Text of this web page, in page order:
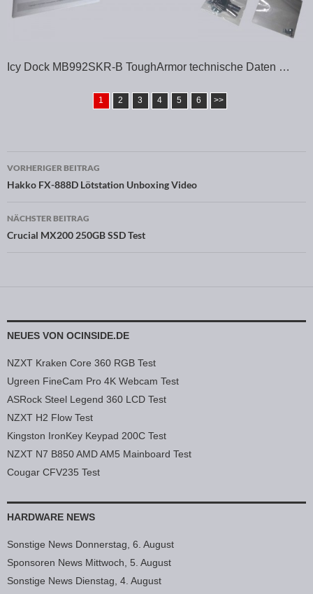
Icy Dock MB992SKR-B ToughArmor technische Daten …
1 2 3 4 5 6 >>
Beitragsnavigation
VORHERIGER BEITRAG
Hakko FX-888D Lötstation Unboxing Video
NÄCHSTER BEITRAG
Crucial MX200 250GB SSD Test
NEUES VON OCINSIDE.DE
NZXT Kraken Core 360 RGB Test
Ugreen FineCam Pro 4K Webcam Test
ASRock Steel Legend 360 LCD Test
NZXT H2 Flow Test
Kingston IronKey Keypad 200C Test
NZXT N7 B850 AMD AM5 Mainboard Test
Cougar CFV235 Test
HARDWARE NEWS
Sonstige News Donnerstag, 6. August
Sponsoren News Mittwoch, 5. August
Sonstige News Dienstag, 4. August